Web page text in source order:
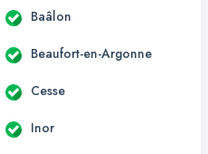
Baâlon
Beaufort-en-Argonne
Cesse
Inor